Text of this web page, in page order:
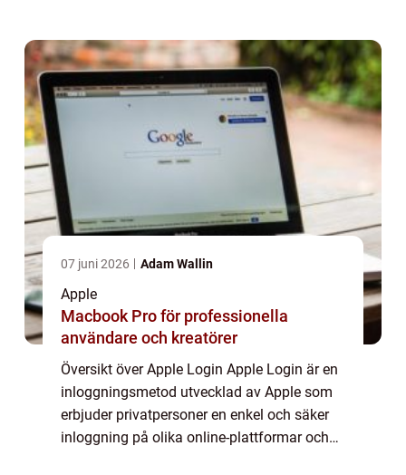
07 juni 2026 Adam Wallin
Apple
Macbook Pro för professionella
användare och kreatörer
Översikt över Apple Login Apple Login är en
inloggningsmetod utvecklad av Apple som
erbjuder privatpersoner en enkel och säker
inloggning på olika online-plattformar och